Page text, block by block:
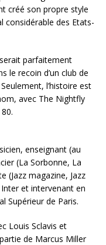
créé son propre style
considérable des Etats-
parfaitement
le recoin d’un club de
l’histoire est
avec The Nightfly
enseignant (au
(La Sorbonne, La
(Jazz magazine, Jazz
et intervenant en
Supérieur de Paris.
Louis Sclavis et
de Marcus Miller